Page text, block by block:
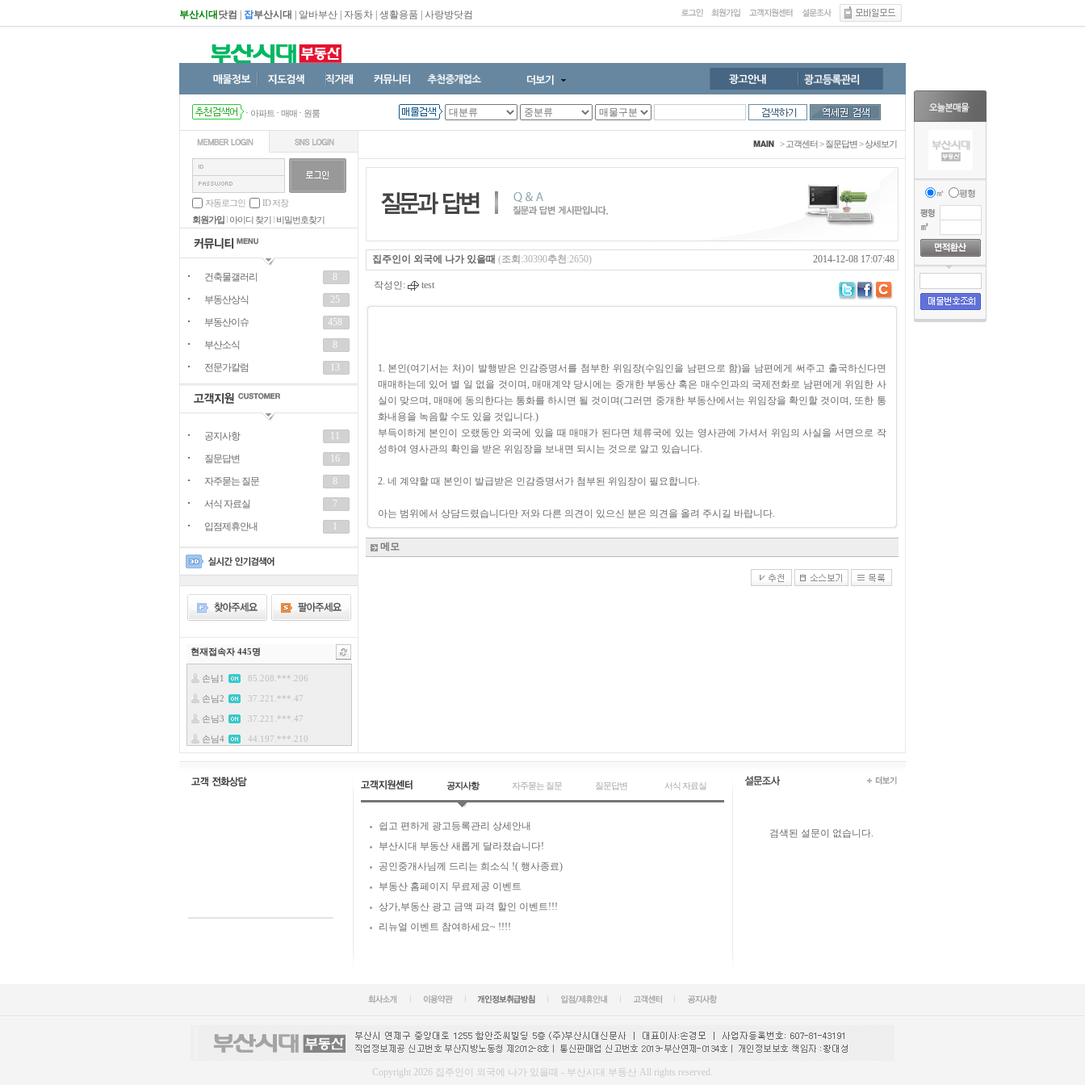
부산시대 닷컴 잡부산시대 알바부산 자동차 생활용품 사랑방닷컴
㎡ 평형
· 아파트 · 매매 · 원룸
자동로그인
ID 저장
회원가입 l 아이디 찾기 l 비밀번호찾기
건축물갤러리
8
부동산상식
25
부동산이슈
458
부산소식
8
전문가칼럼
13
공지사항
질문답변
16
자주묻는 질문
8
서식 자료실
7
입점제휴안내
현재접속자 445명
> 고객센터>질문답변> 상세보기
집주인이 외국에 나가 있을때 (조회 :30390추천:2650) 2014-12-08 17:07:48
작성인: test
1. 본인(여기서는 처)이 발행받은 인감증명서를 첨부한 위임장(수임인을 남편으로 함)을 남편에게 써주고 출국하신다면
매매하는데 있어 별 일 없을 것이며, 매매계약 당시에는 중개한 부동산 혹은 매수인과의 국제전화로 남편에게 위임한 사
실이 맞으며, 매매에 동의한다는 통화를 하시면 될 것이며(그러면 중개한 부동산에서는 위임장을 확인할 것이며, 또한 통
화내용을 녹음할 수도 있을 것입니다.)
부득이하게 본인이 오랬동안 외국에 있을 때 매매가 된다면 체류국에 있는 영사관에 가셔서 위임의 사실을 서면으로 작
성하여 영사관의 확인을 받은 위임장을 보내면 되시는 것으로 알고 있습니다.
2. 네 계약할 때 본인이 발급받은 인감증명서가 첨부된 위임장이 필요합니다.
아는 범위에서 상담드렸습니다만 저와 다른 의견이 있으신 분은 의견을 올려 주시길 바랍니다.
메모
공지사항 자주묻는 질문 질문답변 서식 자료실
쉽고 편하게 광고등록관리 상세안내
부산시대 부동산 새롭게 달라졌습니다!
공인중개사님께 드리는 희소식 !( 행사종료)
부동산 홈페이지 무료제공 이벤트
상가,부동산 광고 금액 파격 할인 이벤트!!!
리뉴얼 이벤트 참여하세요~ !!!!
검색된 설문이 없습니다.
Copyright 2026 집주인이 외국에 나가 있을때 - 부산시대 부동산 All rights reserved.